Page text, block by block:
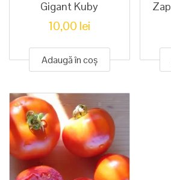
Gigant Kuby
10,00 lei
Adaugă în coș